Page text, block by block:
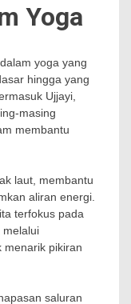
Yoga
yoga yang
hingga yang
Ujjayi,
masing
membantu
laut, membantu
aliran energi.
terfokus pada
melalui
menarik pikiran
saluran